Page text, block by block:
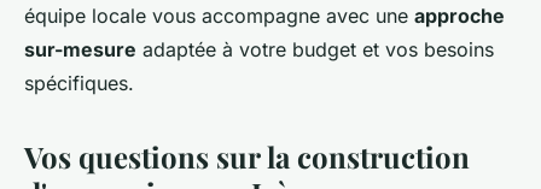
équipe locale vous accompagne avec une approche
sur-mesure adaptée à votre budget et vos besoins
spécifiques.
Vos questions sur la construction